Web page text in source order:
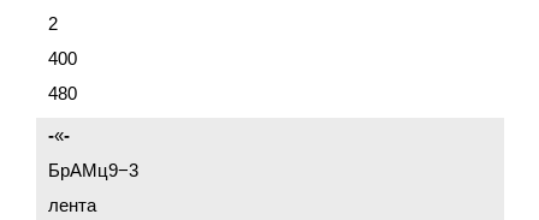
2
400
480
-«-
БрАМц9−3
лента